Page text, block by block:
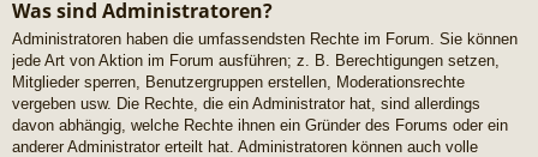
Was sind Administratoren?
Administratoren haben die umfassendsten Rechte im Forum. Sie können
jede Art von Aktion im Forum ausführen; z. B. Berechtigungen setzen,
Mitglieder sperren, Benutzergruppen erstellen, Moderationsrechte
vergeben usw. Die Rechte, die ein Administrator hat, sind allerdings
davon abhängig, welche Rechte ihnen ein Gründer des Forums oder ein
anderer Administrator erteilt hat. Administratoren können auch volle